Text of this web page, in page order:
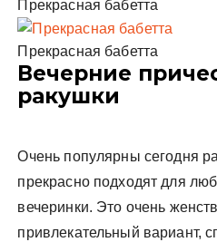
Прекрасная бабетта
Прекрасная бабетта
Вечерние
ракушки
Очень популярны сегодня
прекрасно подходят для
вечеринки. Это очень
привлекательный вариант,